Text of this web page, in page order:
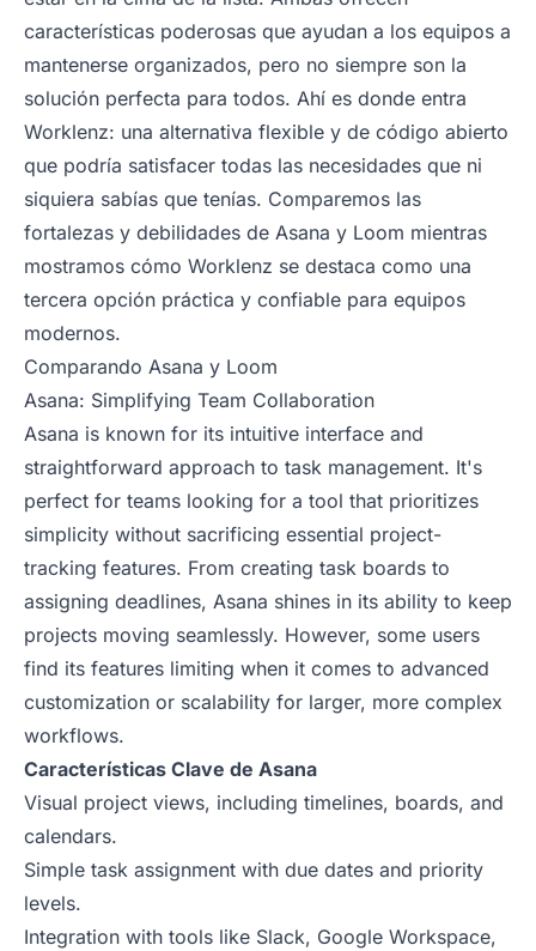
características poderosas que ayudan a los equipos a
mantenerse organizados, pero no siempre son la
solución perfecta para todos. Ahí es donde entra
Worklenz: una alternativa flexible y de código abierto
que podría satisfacer todas las necesidades que ni
siquiera sabías que tenías. Comparemos las
fortalezas y debilidades de Asana y Loom mientras
mostramos cómo Worklenz se destaca como una
tercera opción práctica y confiable para equipos
modernos.
Comparando Asana y Loom
Asana: Simplifying Team Collaboration
Asana is known for its intuitive interface and
straightforward approach to task management. It's
perfect for teams looking for a tool that prioritizes
simplicity without sacrificing essential project-
tracking features. From creating task boards to
assigning deadlines, Asana shines in its ability to keep
projects moving seamlessly. However, some users
find its features limiting when it comes to advanced
customization or scalability for larger, more complex
workflows.
Características Clave de Asana
Visual project views, including timelines, boards, and
calendars.
Simple task assignment with due dates and priority
levels.
Integration with tools like Slack, Google Workspace,